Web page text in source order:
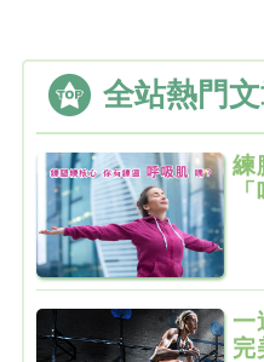
全站熱門
練
一
完